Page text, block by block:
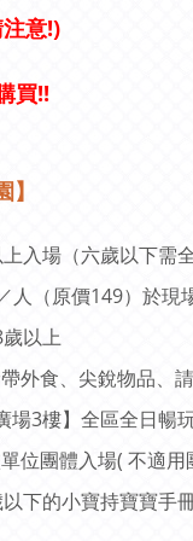
意!)
買!!
入場（六歲以下需
（原價149）於現
以上
外食、尖銳物品、請
場3樓】全區全日暢
位團體入場( 不適用
下的小寶持寶寶手冊